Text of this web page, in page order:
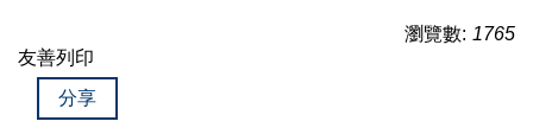
瀏覽數: 1765
友善列印
分享